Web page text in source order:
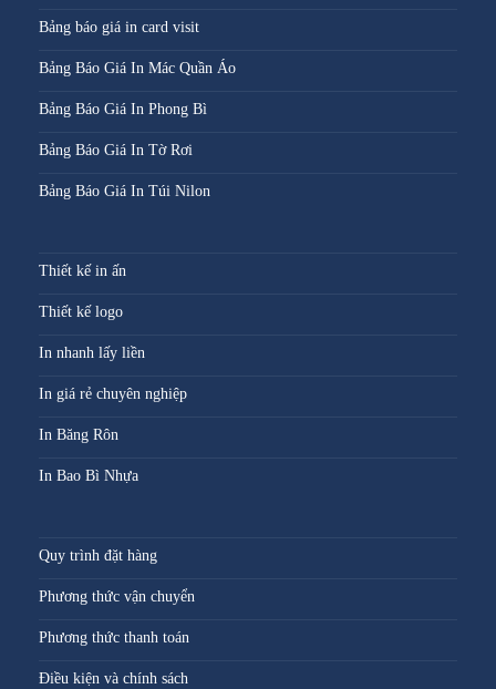
Bảng báo giá in card visit
Bảng Báo Giá In Mác Quần Áo
Bảng Báo Giá In Phong Bì
Bảng Báo Giá In Tờ Rơi
Bảng Báo Giá In Túi Nilon
Thiết kế in ấn
Thiết kế logo
In nhanh lấy liền
In giá rẻ chuyên nghiệp
In Băng Rôn
In Bao Bì Nhựa
Quy trình đặt hàng
Phương thức vận chuyển
Phương thức thanh toán
Điều kiện và chính sách